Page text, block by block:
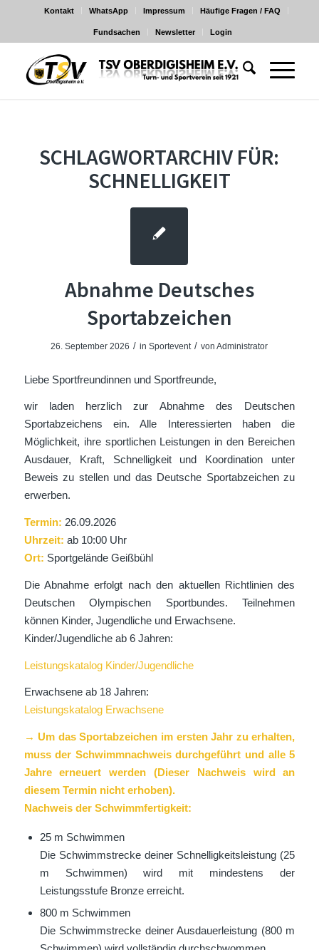
Kontakt WhatsApp Impressum Häufige Fragen / FAQ
Fundsachen Newsletter Login
SCHLAGWORTARCHIV FÜR:
SCHNELLIGKEIT
Abnahme Deutsches
Sportabzeichen
26. September 2026 / inSportevent / vonAdministrator
Liebe Sportfreundinnen und Sportfreunde,
wir laden herzlich zur Abnahme des Deutschen
Sportabzeichens ein. Alle Interessierten haben die
Möglichkeit, ihre sportlichen Leistungen in den Bereichen
Ausdauer, Kraft, Schnelligkeit und Koordination unter
Beweis zu stellen und das Deutsche Sportabzeichen zu
erwerben.
Termin: 26.09.2026
Uhrzeit: ab 10:00 Uhr
Ort: Sportgelände Geißbühl
Die Abnahme erfolgt nach den aktuellen Richtlinien des
Deutschen Olympischen Sportbundes. Teilnehmen
können Kinder, Jugendliche und Erwachsene.
Kinder/Jugendliche ab 6 Jahren:
Leistungskatalog Kinder/Jugendliche
Erwachsene ab 18 Jahren:
Leistungskatalog Erwachsene
→ Um das Sportabzeichen im ersten Jahr zu erhalten,
muss der Schwimmnachweis durchgeführt und alle 5
Jahre erneuert werden (Dieser Nachweis wird an
diesem Termin nicht erhoben).
Nachweis der Schwimmfertigkeit:
25 m Schwimmen
Die Schwimmstrecke deiner Schnelligkeitsleistung (25
m Schwimmen) wird mit mindestens der
Leistungsstufe Bronze erreicht.
800 m Schwimmen
Die Schwimmstrecke deiner Ausdauerleistung (800 m